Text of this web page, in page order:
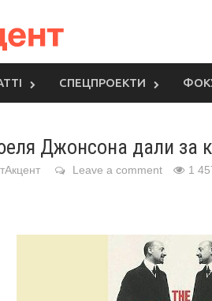
СПЕЦПРОЕКТИ
Джонсона дали за
Leave a comment 1